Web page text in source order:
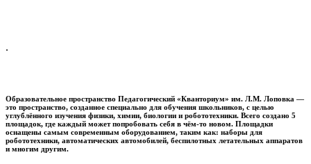
.
Образовательное пространство Педагогический «Кванториум» им. Л.М. Лоповка —
это пространство, созданное специально для обучения школьников, с целью
углублённого изучения физики, химии, биологии и робототехники. Всего создано 5
площадок, где каждый может попробовать себя в чём-то новом. Площадки
оснащены самым современным оборудованием, таким как: наборы для
робототехники, автоматических автомобилей, беспилотных летательных аппаратов
и многим другим.